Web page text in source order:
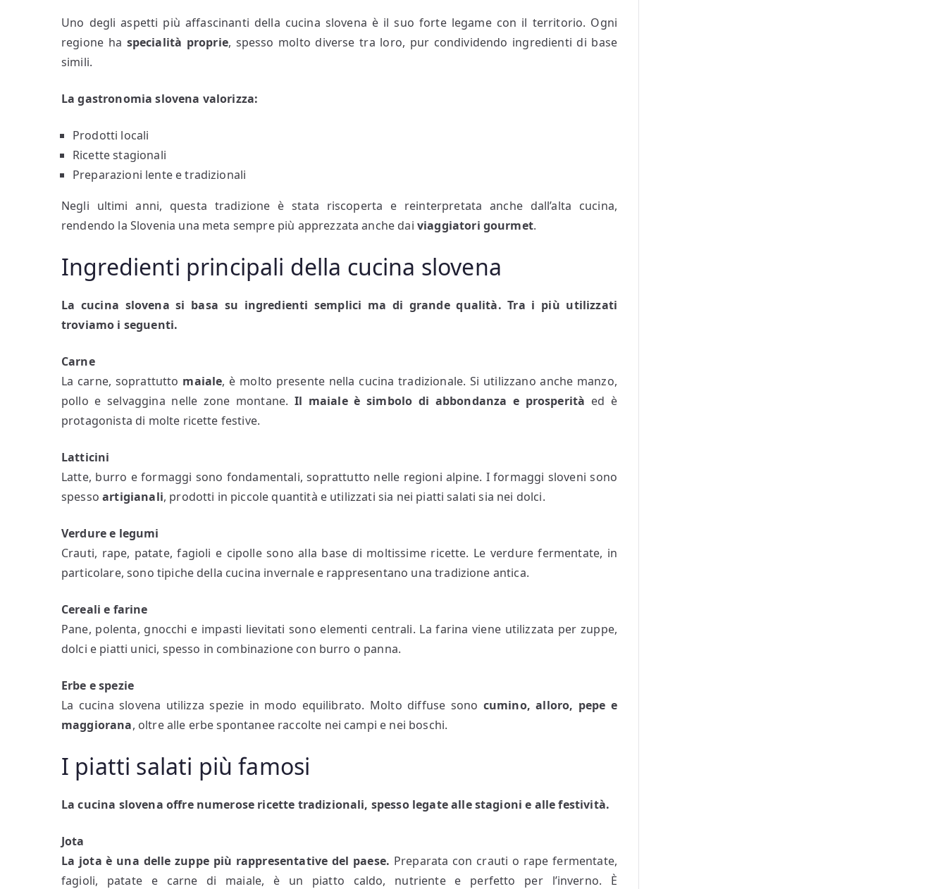
Uno degli aspetti più affascinanti della cucina slovena è il suo forte legame con il territorio. Ogni
regione ha specialità proprie, spesso molto diverse tra loro, pur condividendo ingredienti di base
simili.
La gastronomia slovena valorizza:
Prodotti locali
Ricette stagionali
Preparazioni lente e tradizionali
Negli ultimi anni, questa tradizione è stata riscoperta e reinterpretata anche dall’alta cucina,
rendendo la Slovenia una meta sempre più apprezzata anche dai viaggiatori gourmet.
Ingredienti principali della cucina slovena
La cucina slovena si basa su ingredienti semplici ma di grande qualità. Tra i più utilizzati
troviamo i seguenti.
Carne
La carne, soprattutto maiale, è molto presente nella cucina tradizionale. Si utilizzano anche manzo,
pollo e selvaggina nelle zone montane. Il maiale è simbolo di abbondanza e prosperità ed è
protagonista di molte ricette festive.
Latticini
Latte, burro e formaggi sono fondamentali, soprattutto nelle regioni alpine. I formaggi sloveni sono
spessoartigianali, prodotti in piccole quantità e utilizzati sia nei piatti salati sia nei dolci.
Verdure e legumi
Crauti, rape, patate, fagioli e cipolle sono alla base di moltissime ricette. Le verdure fermentate, in
particolare, sono tipiche della cucina invernale e rappresentano una tradizione antica.
Cereali e farine
Pane, polenta, gnocchi e impasti lievitati sono elementi centrali. La farina viene utilizzata per zuppe,
dolci e piatti unici, spesso in combinazione con burro o panna.
Erbe e spezie
La cucina slovena utilizza spezie in modo equilibrato. Molto diffuse sono cumino, alloro, pepe e
maggiorana, oltre alle erbe spontanee raccolte nei campi e nei boschi.
I piatti salati più famosi
La cucina slovena offre numerose ricette tradizionali, spesso legate alle stagioni e alle festività.
Jota
La jota è una delle zuppe più rappresentative del paese. Preparata con crauti o rape fermentate,
fagioli, patate e carne di maiale, è un piatto caldo, nutriente e perfetto per l’inverno. È